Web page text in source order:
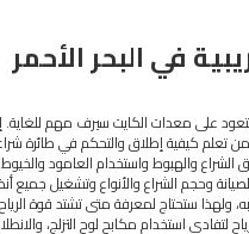
في البحر الأحمر
على معدات الكايت سيرف مهم للغاية.
ربما حينها تتمكن من تعلم كيفية إطلاق والتحكم
والهبوط واستخدام العامود والخيوط
وحجم الشراع والأنواع وتشغيل جميع
ولهذا ستحتاج لمعرفة متى تشتد قوة
لتفادي استخدام مكابح لوح التزلج،